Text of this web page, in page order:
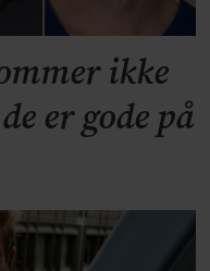
ikke
er gode på